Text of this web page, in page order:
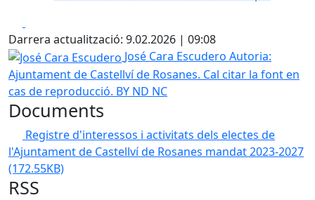
Darrera actualització: 9.02.2026 | 09:08
José Cara Escudero
José Cara Escudero Autoria:
Ajuntament de Castellví de Rosanes. Cal citar la font en
cas de reproducció. BY ND NC
Documents
Registre d'interessos i activitats dels electes de
l'Ajuntament de Castellví de Rosanes mandat 2023-2027
(172.55KB)
RSS